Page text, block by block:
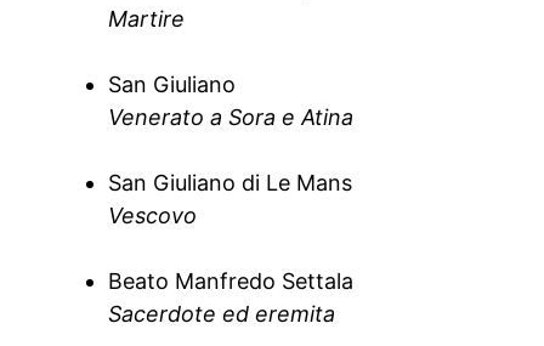
Martire
San Giuliano
Venerato a Sora e Atina
San Giuliano di Le Mans
Vescovo
Beato Manfredo Settala
Sacerdote ed eremita